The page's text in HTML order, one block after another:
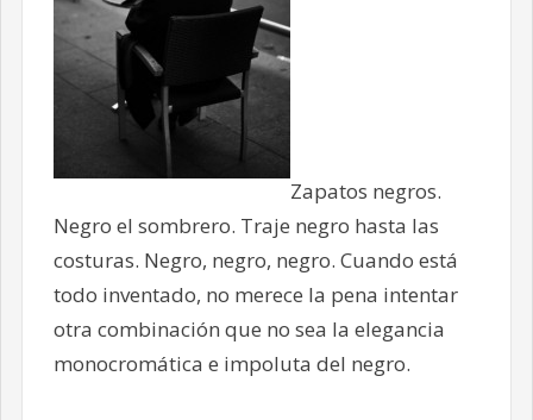
Zapatos negros.
Negro el sombrero. Traje negro hasta las
costuras. Negro, negro, negro. Cuando está
todo inventado, no merece la pena intentar
otra combinación que no sea la elegancia
monocromática e impoluta del negro.